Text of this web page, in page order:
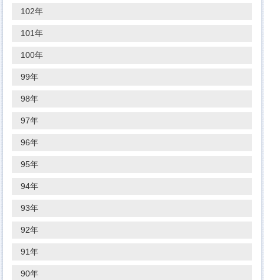
102年
101年
100年
99年
98年
97年
96年
95年
94年
93年
92年
91年
90年